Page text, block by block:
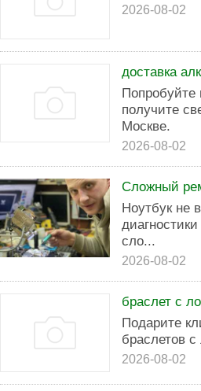
2026-08-02
доставка
Попробуйте
получите
Москве.
2026-08-02
Сложный
Ноутбук не
сло...
2026-08-02
браслет с
Подарите
браслетов
2026-08-02